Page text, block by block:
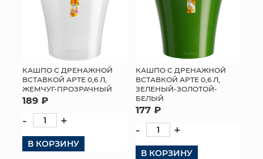
КАШПО С ДРЕНАЖНОЙ
ВСТАВКОЙ АРТЕ 0,6 Л,
ЖЕМЧУГ-ПРОЗРАЧНЫЙ
189 ₽
- +
В КОРЗИНУ
КАШПО С ДРЕНАЖНОЙ
ВСТАВКОЙ АРТЕ 0,6 Л,
ЗЕЛЕНЫЙ-ЗОЛОТОЙ-
БЕЛЫЙ
177 ₽
- +
В КОРЗИНУ